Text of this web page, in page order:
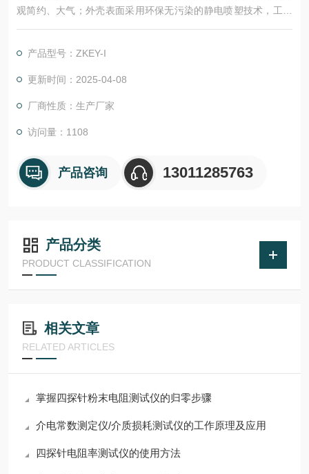
观简约、大气；外壳表面采用环保无污染的静电喷塑技术，工艺
精制，耐磨，耐腐蚀。该仪器所用仪表及其控制元件均严格测
（PLC）控制，实验过程和数据全智能化处理；通过软件可实现
远程监控和数据分析。便捷的人机交互界面、高精度，智能化的
产品型号：ZKEY-I
更新时间：2025-04-08
厂商性质：生产厂家
访问量：1108
产品咨询 13011285763
产品分类
PRODUCT CLASSIFICATION
相关文章
RELATED ARTICLES
掌握四探针粉末电阻测试仪的归零步骤
​介电常数测定仪/介质损耗测试仪的工作原理及应用
四探针电阻率测试仪的使用方法